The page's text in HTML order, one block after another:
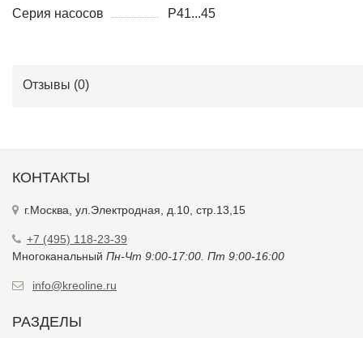
Серия насосов P41...45
Отзывы (0)
КОНТАКТЫ
г.Москва, ул.Электродная, д.10, стр.13,15
+7 (495) 118-23-39
Многоканальный Пн-Чт 9:00-17:00. Пт 9:00-16:00
info@kreoline.ru
РАЗДЕЛЫ